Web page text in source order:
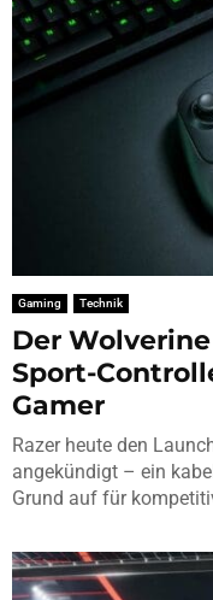
Gaming Technik
Der Wolverine
Sport-
Gamer
Razer heute den
angekündigt – ein
Grund auf für